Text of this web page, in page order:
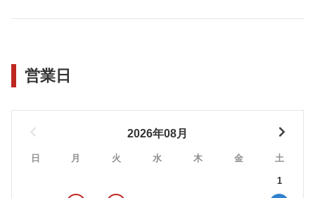
営業日
2026年08月
日 月 火 水 木 金 土
1